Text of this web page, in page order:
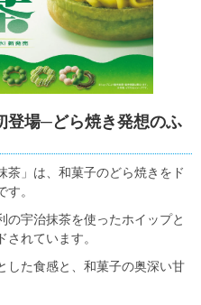
登場─どら焼き発想のふ
茶」は、和菓子のどら焼きをド
。
の宇治抹茶を使ったホイップと
れています。
した食感と、和菓子の奥深い甘